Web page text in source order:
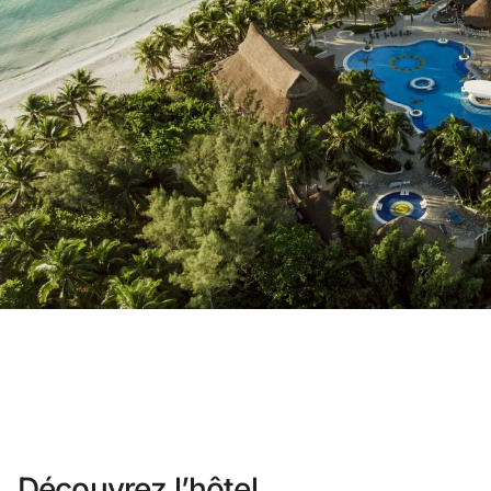
Vous n'êtes pas encore inscrit ?
Créer un
Profitez des avantages du
Meilleur prix garanti
Annulation gratuite